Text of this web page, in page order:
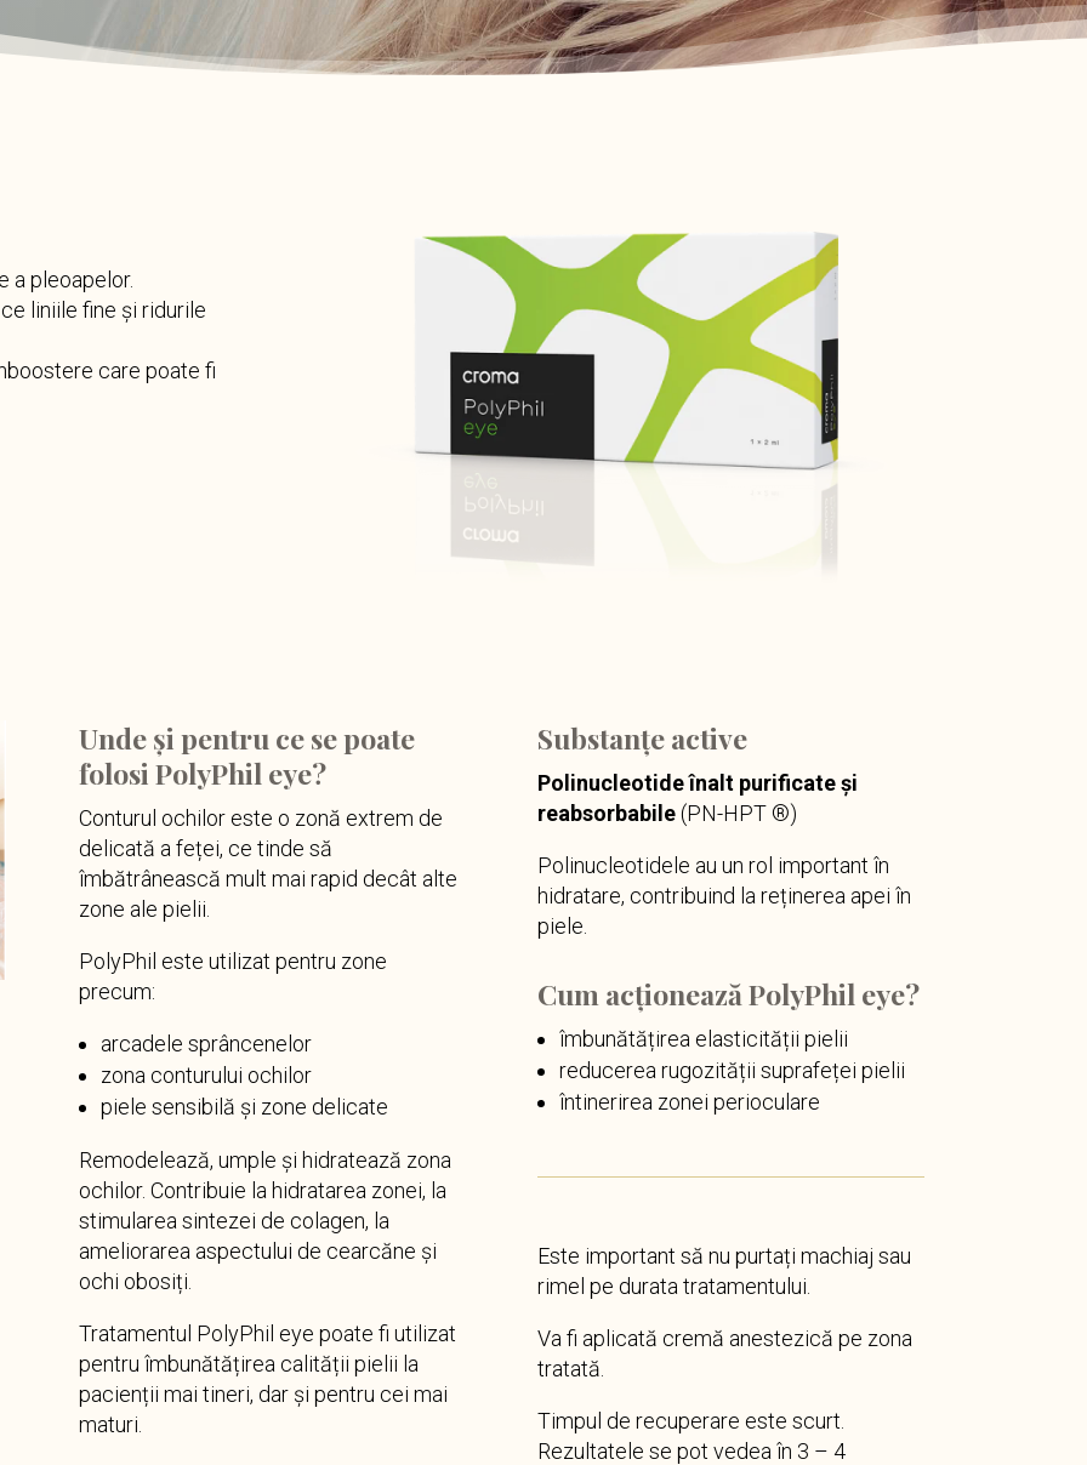
a pleoapelor.
liniile fine și ridurile
care poate fi
Unde și pentru ce se poate
folosi PolyPhil eye?
Conturul ochilor este o zonă extrem de
delicată a feței, ce tinde să
îmbătrânească mult mai rapid decât alte
zone ale pielii.
PolyPhil este utilizat pentru zone
precum:
arcadele sprâncenelor
zona conturului ochilor
piele sensibilă și zone delicate
Remodelează, umple și hidratează zona
ochilor. Contribuie la hidratarea zonei, la
stimularea sintezei de colagen, la
ameliorarea aspectului de cearcăne și
ochi obosiți.
Tratamentul PolyPhil eye poate fi utilizat
pentru îmbunătățirea calității pielii la
pacienții mai tineri, dar și pentru cei mai
maturi.
Substanțe active
Polinucleotide înalt purificate și
reabsorbabile(PN-HPT ®)
Polinucleotidele au un rol important în
hidratare, contribuind la reținerea apei în
piele.
Cum acționează PolyPhil eye?
îmbunătățirea elasticității pielii
reducerea rugozității suprafeței pielii
întinerirea zonei perioculare
Este important să nu purtați machiaj sau
rimel pe durata tratamentului.
Va fi aplicată cremă anestezică pe zona
tratată.
Timpul de recuperare este scurt.
Rezultatele se pot vedea în 3 – 4